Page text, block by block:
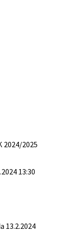
2024/2025
13:30
13.2.2024